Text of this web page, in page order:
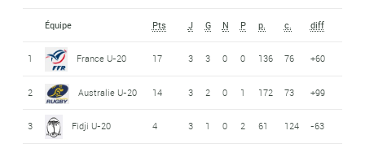
Équipe Pts J G N P p. c. diff
1 France U-20 17 3 3 0 0 136 76 +60
2 Australie U-20 14 3 2 0 1 172 73 +99
3 Fidji U-20 4 3 1 0 2 61 124 -63